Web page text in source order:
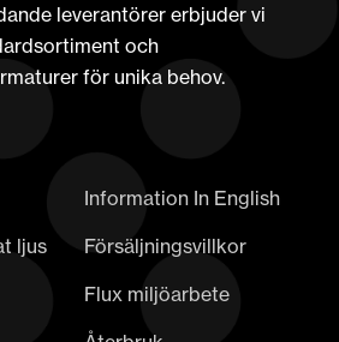
leverantörer erbjuder vi
och
för unika behov.
Information In English
ljus
Försäljningsvillkor
Flux miljöarbete